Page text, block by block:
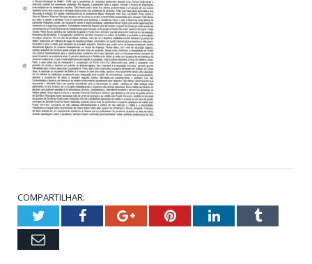
COMPARTILHAR:
TwitterFacebookGoogle+PinterestLinkedInTumblr
Email